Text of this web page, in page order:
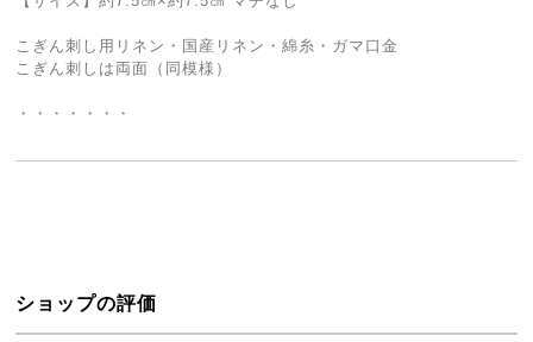
こぎん刺し用リネン・国産リネン・綿糸・ガマ口金
こぎん刺しは両面（同模様）
・・・・・・・
ショップの評価